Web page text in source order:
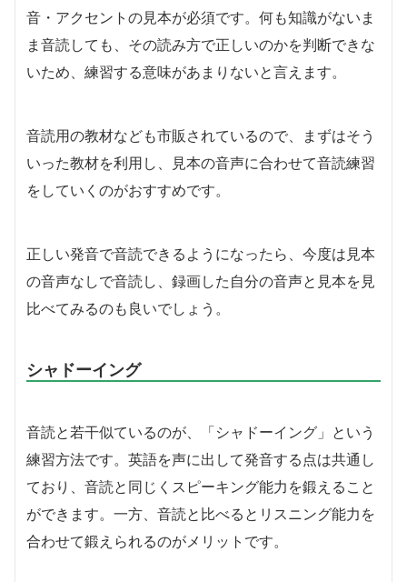
音・アクセントの見本が必須です。何も知識がないま
ま音読しても、その読み方で正しいのかを判断できな
いため、練習する意味があまりないと言えます。
音読用の教材なども市販されているので、まずはそう
いった教材を利用し、見本の音声に合わせて音読練習
をしていくのがおすすめです。
正しい発音で音読できるようになったら、今度は見本
の音声なしで音読し、録画した自分の音声と見本を見
比べてみるのも良いでしょう。
シャドーイング
音読と若干似ているのが、「シャドーイング」という
練習方法です。英語を声に出して発音する点は共通し
ており、音読と同じくスピーキング能力を鍛えること
ができます。一方、音読と比べるとリスニング能力を
合わせて鍛えられるのがメリットです。